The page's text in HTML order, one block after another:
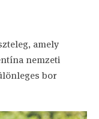
amely
nemzeti
bor